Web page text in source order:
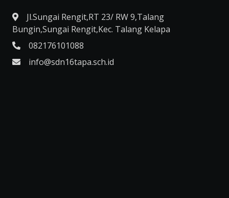
Jl.Sungai Rengit,RT 23/ RW 9,Talang
Bungin,Sungai Rengit,Kec. Talang Kelapa
082176101088
info@sdn16tapa.sch.id